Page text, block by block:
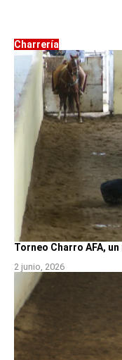
Charrería
Torneo Charro AFA,
2 junio, 2026